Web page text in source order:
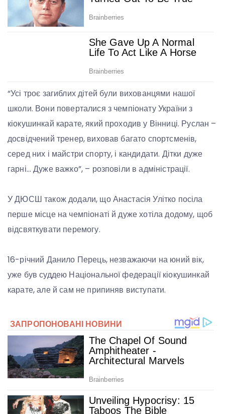
“Усі троє загиблих дітей були вихованцями нашої
школи. Вони поверталися з чемпіонату України з
кіокушинкай карате, який проходив у Вінниці. Руслан –
досвідчений тренер, виховав багато спортсменів,
серед них і майстри спорту, і кандидати. Дітки дуже
гарні… Дуже важко”, – розповіли в адміністрації.
У ДЮСШ також додали, що Анастасія Улітко посіла
перше місце на чемпіонаті й дуже хотіла додому, щоб
відсвяткувати перемогу.
16-річний Данило Перець, незважаючи на юний вік,
уже був суддею Національної федерації кіокушинкай
карате, але й сам не припиняв виступати.